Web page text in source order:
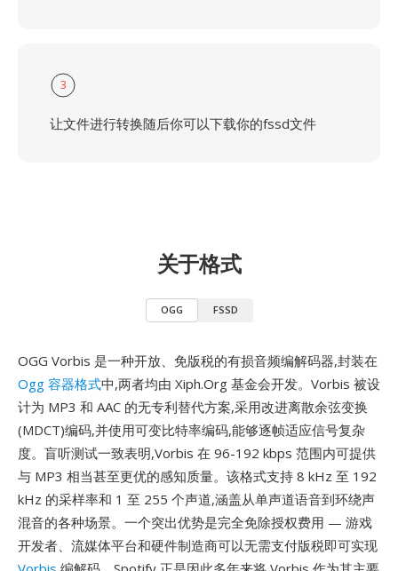
3
让文件进行转换随后你可以下载你的fssd文件
关于格式
OGG FSSD
OGG Vorbis 是一种开放、免版税的有损音频编解码器,封装在
Ogg 容器格式中,两者均由 Xiph.Org 基金会开发。Vorbis 被设
计为 MP3 和 AAC 的无专利替代方案,采用改进离散余弦变换
(MDCT)编码,并使用可变比特率编码,能够逐帧适应信号复杂
度。盲听测试一致表明,Vorbis 在 96-192 kbps 范围内可提供
与 MP3 相当甚至更优的感知质量。该格式支持 8 kHz 至 192
kHz 的采样率和 1 至 255 个声道,涵盖从单声道语音到环绕声
混音的各种场景。一个突出优势是完全免除授权费用 — 游戏
开发者、流媒体平台和硬件制造商可以无需支付版税即可实现